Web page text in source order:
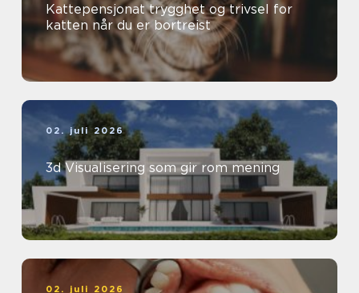
Kattepensjonat trygghet og trivsel for
katten når du er bortreist
02. juli 2026
3d Visualisering som gir rom mening
02. juli 2026